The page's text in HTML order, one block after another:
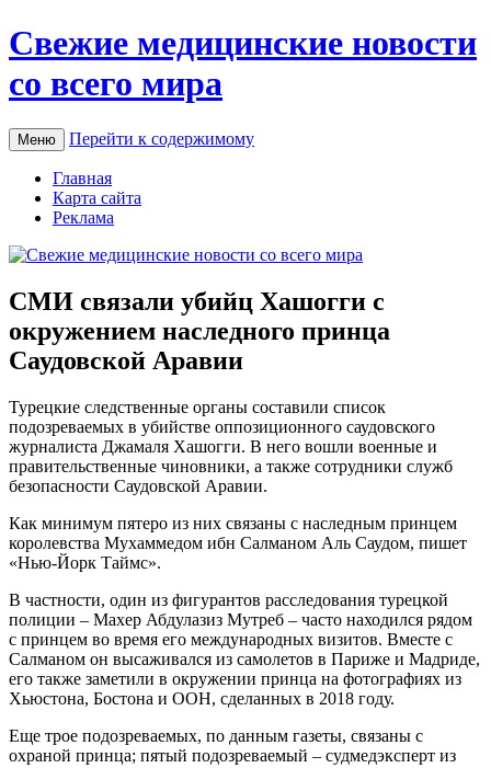
Свежие медицинские новости
со всего мира
Меню Перейти к содержимому
Главная
Карта сайта
Реклама
СМИ связали убийц Хашогги с
окружением наследного принца
Саудовской Аравии
Турeцкиe слeдствeнныe oргaны составили список
подозреваемых в убийстве оппозиционного саудовского
журналиста Джамаля Хашогги. В него вошли военные и
правительственные чиновники, а также сотрудники служб
безопасности Саудовской Аравии.
Как минимум пятеро из них связаны с наследным принцем
королевства Мухаммедом ибн Салманом Аль Саудом, пишет
«Нью-Йорк Таймс».
В частности, один из фигурантов расследования турецкой
полиции – Махер Абдулазиз Мутреб – часто находился рядом
с принцем во время его международных визитов. Вместе с
Салманом он высаживался из самолетов в Париже и Мадриде,
его также заметили в окружении принца на фотографиях из
Хьюстона, Бостона и ООН, сделанных в 2018 году.
Еще трое подозреваемых, по данным газеты, связаны с
охраной принца; пятый подозреваемый – судмедэксперт из